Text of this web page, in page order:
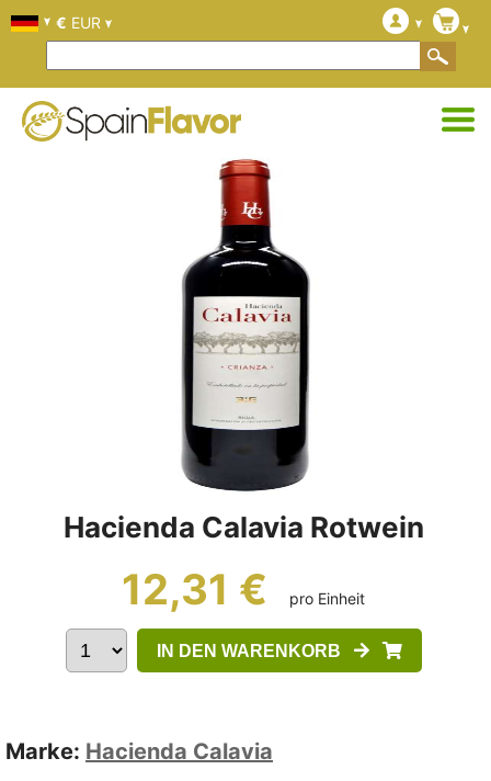
Hacienda Calavia Rotwein
12,31 € pro Einheit
IN DEN WARENKORB
Marke: Hacienda Calavia
€ EUR